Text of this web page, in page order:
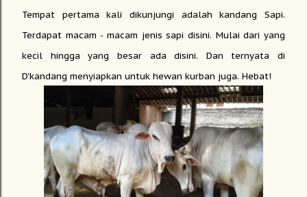
Tempat pertama kali dikunjungi adalah kandang Sapi.
Terdapat macam - macam jenis sapi disini. Mulai dari yang
kecil hingga yang besar ada disini. Dan ternyata di
D'kandang menyiapkan untuk hewan kurban juga. Hebat!